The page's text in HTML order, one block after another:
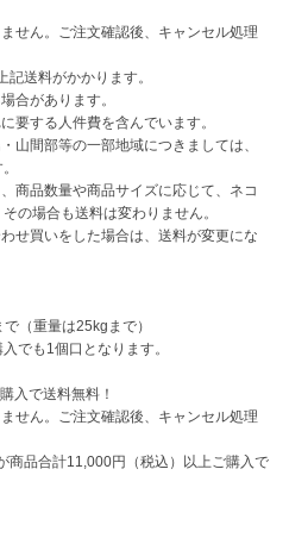
せん。ご注文確認後、キャンセル処理
送料がかかります。
合があります。
要する人件費を含んでいます。
山間部等の一部地域につきましては、
商品数量や商品サイズに応じて、ネコ
の場合も送料は変わりません。
せ買いをした場合は、送料が変更にな
（重量は25kgまで）
でも1個口となります。
入で送料無料！
せん。ご注文確認後、キャンセル処理
品合計11,000円（税込）以上ご購入で